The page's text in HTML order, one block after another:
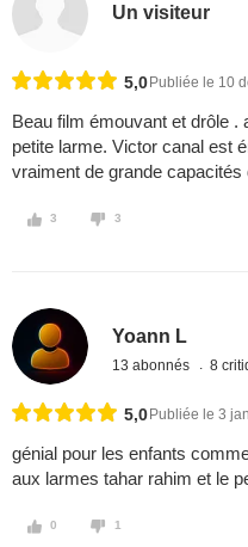
Un visiteur
5,0 Publiée le 10
Beau film émouvant et drôle
petite larme. Victor canal est
vraiment de grande
3 3
Yoann L
13 abonnés 8
5,0 Publiée le 3
génial pour les enfants
aux larmes tahar rahim et le
0 1